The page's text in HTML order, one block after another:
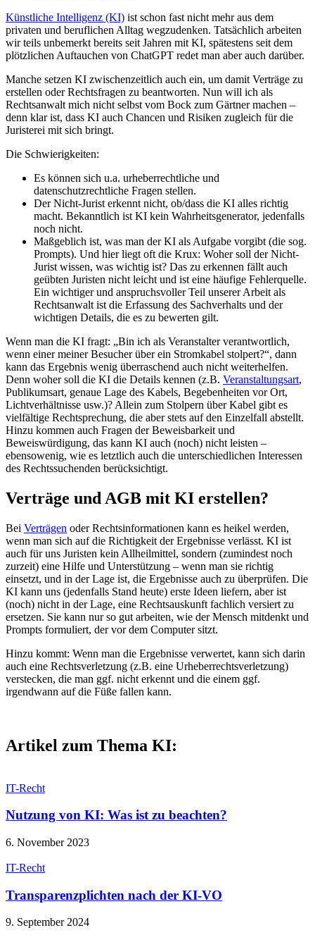
Künstliche Intelligenz (KI) ist schon fast nicht mehr aus dem
privaten und beruflichen Alltag wegzudenken. Tatsächlich arbeiten
wir teils unbemerkt bereits seit Jahren mit KI, spätestens seit dem
plötzlichen Auftauchen von ChatGPT redet man aber auch darüber.
Manche setzen KI zwischenzeitlich auch ein, um damit Verträge zu
erstellen oder Rechtsfragen zu beantworten. Nun will ich als
Rechtsanwalt mich nicht selbst vom Bock zum Gärtner machen –
denn klar ist, dass KI auch Chancen und Risiken zugleich für die
Juristerei mit sich bringt.
Die Schwierigkeiten:
Es können sich u.a. urheberrechtliche und
datenschutzrechtliche Fragen stellen.
Der Nicht-Jurist erkennt nicht, ob/dass die KI alles richtig
macht. Bekanntlich ist KI kein Wahrheitsgenerator, jedenfalls
noch nicht.
Maßgeblich ist, was man der KI als Aufgabe vorgibt (die sog.
Prompts). Und hier liegt oft die Krux: Woher soll der Nicht-
Jurist wissen, was wichtig ist? Das zu erkennen fällt auch
geübten Juristen nicht leicht und ist eine häufige Fehlerquelle.
Ein wichtiger und anspruchsvoller Teil unserer Arbeit als
Rechtsanwalt ist die Erfassung des Sachverhalts und der
wichtigen Details, die es zu bewerten gilt.
Wenn man die KI fragt: „Bin ich als Veranstalter verantwortlich,
wenn einer meiner Besucher über ein Stromkabel stolpert?“, dann
kann das Ergebnis wenig überraschend auch nicht weiterhelfen.
Denn woher soll die KI die Details kennen (z.B. Veranstaltungsart,
Publikumsart, genaue Lage des Kabels, Begebenheiten vor Ort,
Lichtverhältnisse usw.)? Allein zum Stolpern über Kabel gibt es
vielfältige Rechtsprechung, die aber stets auf den Einzelfall abstellt.
Hinzu kommen auch Fragen der Beweisbarkeit und
Beweiswürdigung, das kann KI auch (noch) nicht leisten –
ebensowenig, wie es letztlich auch die unterschiedlichen Interessen
des Rechtssuchenden berücksichtigt.
Verträge und AGB mit KI erstellen?
Bei Verträgen oder Rechtsinformationen kann es heikel werden,
wenn man sich auf die Richtigkeit der Ergebnisse verlässt. KI ist
auch für uns Juristen kein Allheilmittel, sondern (zumindest noch
zurzeit) eine Hilfe und Unterstützung – wenn man sie richtig
einsetzt, und in der Lage ist, die Ergebnisse auch zu überprüfen. Die
KI kann uns (jedenfalls Stand heute) erste Ideen liefern, aber ist
(noch) nicht in der Lage, eine Rechtsauskunft fachlich versiert zu
ersetzen. Sie kann nur so gut arbeiten, wie der Mensch mitdenkt und
Prompts formuliert, der vor dem Computer sitzt.
Hinzu kommt: Wenn man die Ergebnisse verwertet, kann sich darin
auch eine Rechtsverletzung (z.B. eine Urheberrechtsverletzung)
verstecken, die man ggf. nicht erkennt und die einem ggf.
irgendwann auf die Füße fallen kann.
Artikel zum Thema KI:
IT-Recht
Nutzung von KI: Was ist zu beachten?
6. November 2023
IT-Recht
Transparenzplichten nach der KI-VO
9. September 2024